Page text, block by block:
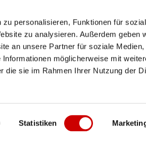
personalisieren, Funktionen für
zu analysieren. Außerdem geben
an unsere Partner für soziale Medien,
möglicherweise mit
die sie im Rahmen Ihrer Nutzung der
Statistiken
Unternehmen
Standorte
Job / Karriere